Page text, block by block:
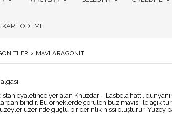
ÖDEME
> MAVİ ARAGONİT
eyaletinde yer alan Khuzdar – Lasbela hattı,
biridir. Bu örneklerde görülen buz mavisi ile açık
üzerinde güçlü bir derinlik hissi oluşturur. Yüzey